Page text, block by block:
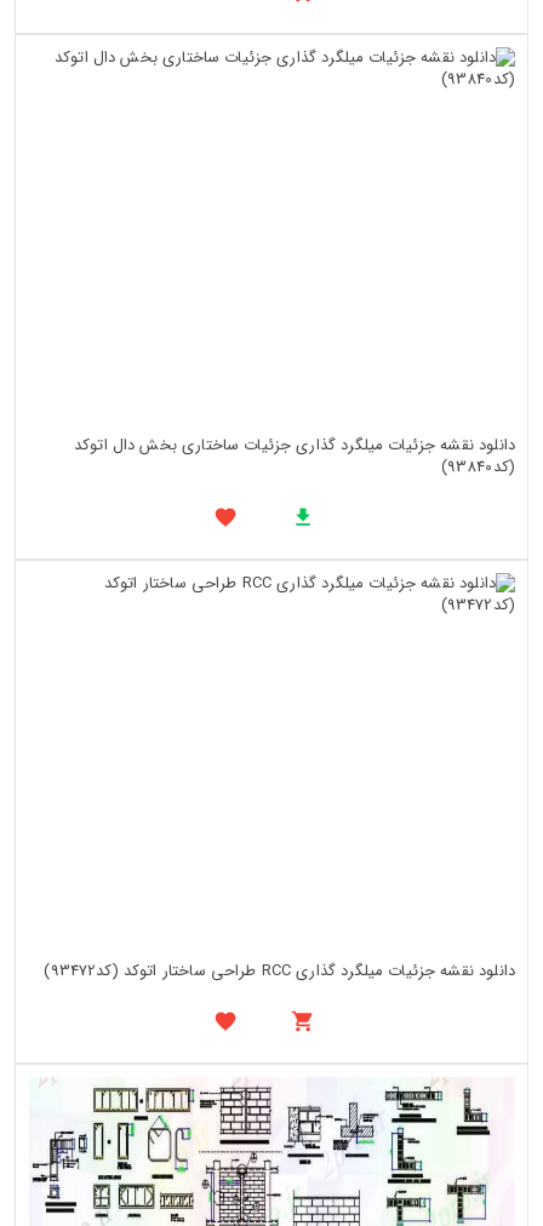
دانلود نقشه جزئیات میلگرد گذاری جزئیات ساختاری بخش دال اتوکد
(کد93840)
دانلود نقشه جزئیات میلگرد گذاری RCC طراحی ساختار اتوکد (کد93472)